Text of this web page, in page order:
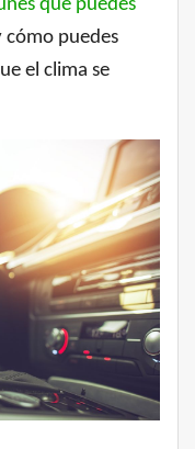
que puedes
cómo puedes
el clima se